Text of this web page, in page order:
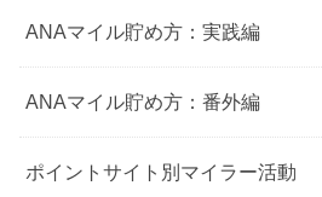
ANAマイル貯め方：実践編
ANAマイル貯め方：番外編
ポイントサイト別マイラー活動